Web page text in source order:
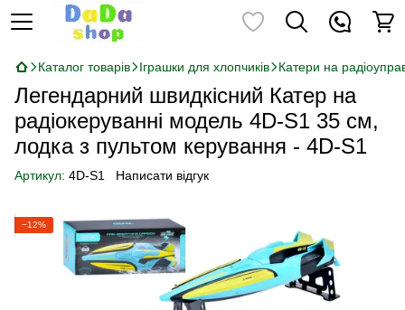
Каталог товарів Іграшки для хлопчиків Катери на
Легендарний швидкісний Катер на
радіокеруванні модель 4D-S1 35 см,
лодка з пультом керування - 4D-S1
Артикул: 4D-S1 Написати відгук
−12%